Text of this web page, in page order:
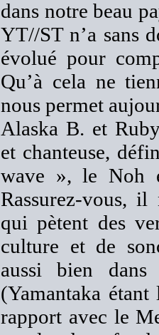
dans notre beau
YT//ST n’a sans
évolué pour
Qu’à cela ne
nous permet
Alaska B. et
et chanteuse,
wave », le Noh
Rassurez-vous, il
qui pètent des
culture et de
aussi bien
(Yamantaka
rapport avec le